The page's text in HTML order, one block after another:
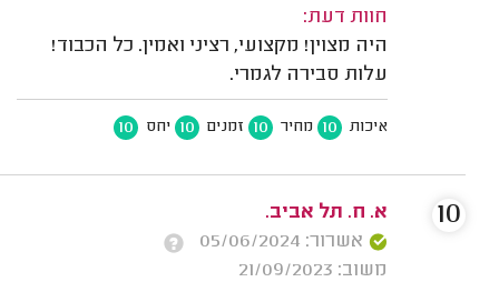
חוות דעת:
היה מצוין! מקצועי, רציני ואמין. כל הכבוד!
עלות סבירה לגמרי.
איכות 10 מחיר 10 זמנים 10 יחס 10
א. ח. תל אביב.
אשרור: 05/06/2024
משוב: 21/09/2023
10